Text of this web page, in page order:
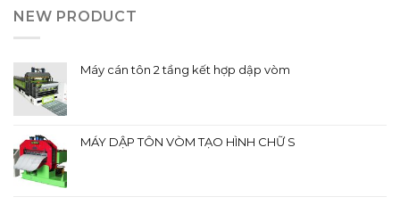
NEW PRODUCT
Máy cán tôn 2 tầng kết hợp dập vòm
MÁY DẬP TÔN VÒM TẠO HÌNH CHỮ S